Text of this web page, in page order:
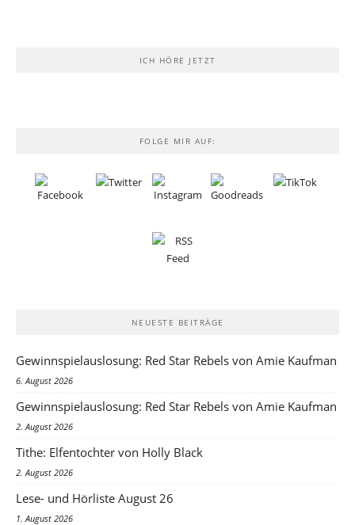
ICH HÖRE JETZT
FOLGE MIR AUF:
NEUESTE BEITRÄGE
Gewinnspielauslosung: Red Star Rebels von Amie Kaufman
6. August 2026
Gewinnspielauslosung: Red Star Rebels von Amie Kaufman
2. August 2026
Tithe: Elfentochter von Holly Black
2. August 2026
Lese- und Hörliste August 26
1. August 2026